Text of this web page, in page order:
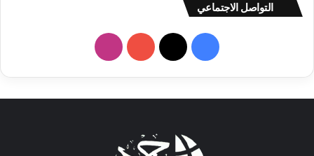
التواصل الاجتماعي
فيسبوك ‫X
‫YouTubeانستقرام